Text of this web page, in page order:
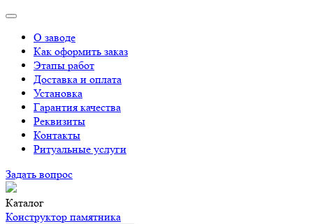
О заводе
Как оформить заказ
Этапы работ
Доставка и оплата
Установка
Гарантия качества
Реквизиты
Контакты
Ритуальные услуги
Задать вопрос
Каталог
Конструктор памятника